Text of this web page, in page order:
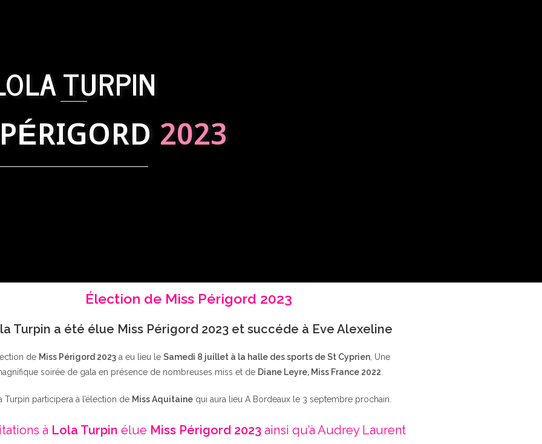
TURPIN
2023
Élection de Miss Périgord 2023
Turpin a été élue Miss Périgord 2023 et succéde à Eve Alexeline
de Miss Périgord 2023a eu lieu le Samedi 8 juillet à la halle des sports de St Cyprien, Une
soirée de gala en présence de nombreuses miss et de Diane Leyre, Miss France 2022
Turpin participera à l’élection de Miss Aquitaine qui aura lieu A Bordeaux le 3 septembre prochain.
à Lola Turpin élue Miss Périgord 2023ainsi qu’à Audrey Laurent